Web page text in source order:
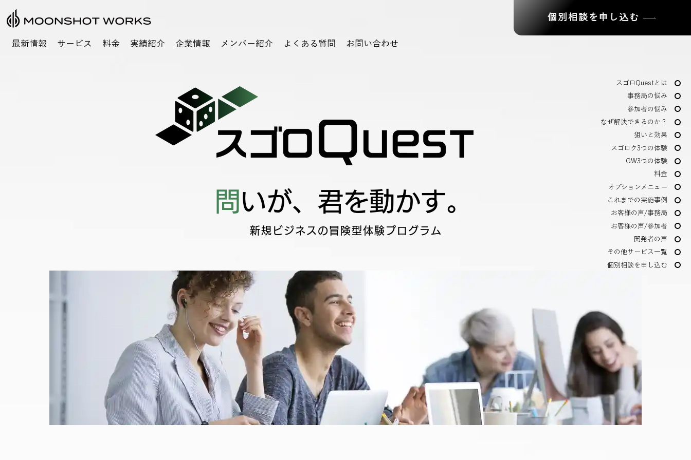
個別相談を申し込む
最新情報 サービス 料金 実績紹介 企業情報 メンバー紹介 よくある質問 お問い合わせ
スゴロQuestとは
事務局の悩み
参加者の悩み
なぜ解決できるのか？
狙いと効果
スゴロク3つの体験
GW3つの体験
料金
オプションメニュー
これまでの実施事例
お客様の声/事務局
お客様の声/参加者
開発者の声
その他サービス一覧
個別相談を申し込む
問 いが、君を動かす。
新規ビジネスの冒険型体験プログラム